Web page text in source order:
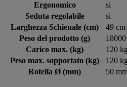
Ergonomico
si
Seduta regolabile
si
Larghezza Schienale (cm)
49 cm
Peso del prodotto (g)
Carico max. (kg)
120 kg
Peso max. sopportato (kg)
120 kg
Rotella Ø (mm)
50